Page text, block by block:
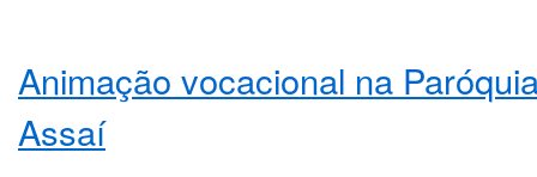
Animação vocacional na
Assaí